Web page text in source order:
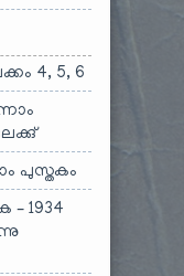
4, 5, 6
പുസ്തകം
– 1934